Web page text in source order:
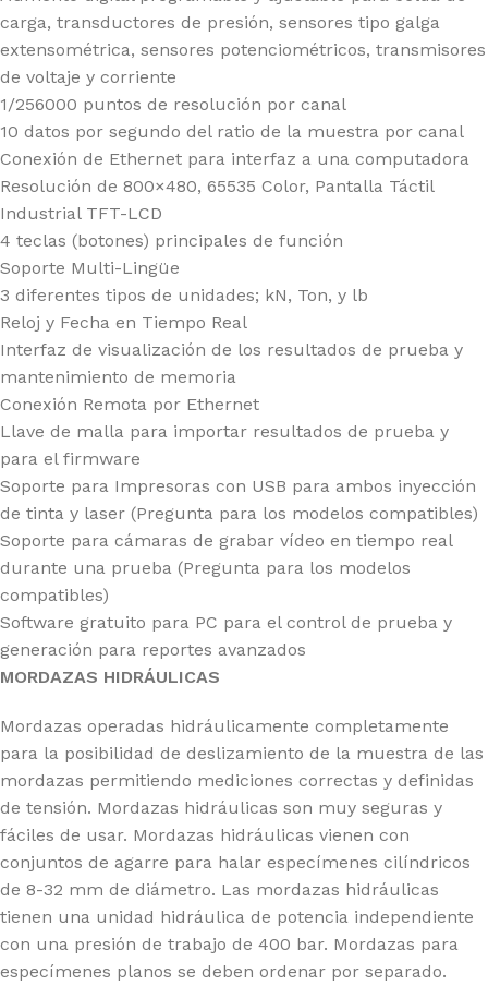
carga, transductores de presión, sensores tipo galga
extensométrica, sensores potenciométricos, transmisores
de voltaje y corriente
1/256000 puntos de resolución por canal
10 datos por segundo del ratio de la muestra por canal
Conexión de Ethernet para interfaz a una computadora
Resolución de 800×480, 65535 Color, Pantalla Táctil
Industrial TFT-LCD
4 teclas (botones) principales de función
Soporte Multi-Lingüe
3 diferentes tipos de unidades; kN, Ton, y lb
Reloj y Fecha en Tiempo Real
Interfaz de visualización de los resultados de prueba y
mantenimiento de memoria
Conexión Remota por Ethernet
Llave de malla para importar resultados de prueba y
para el firmware
Soporte para Impresoras con USB para ambos inyección
de tinta y laser (Pregunta para los modelos compatibles)
Soporte para cámaras de grabar vídeo en tiempo real
durante una prueba (Pregunta para los modelos
compatibles)
Software gratuito para PC para el control de prueba y
generación para reportes avanzados
MORDAZAS HIDRÁULICAS
Mordazas operadas hidráulicamente completamente
para la posibilidad de deslizamiento de la muestra de las
mordazas permitiendo mediciones correctas y definidas
de tensión. Mordazas hidráulicas son muy seguras y
fáciles de usar. Mordazas hidráulicas vienen con
conjuntos de agarre para halar especímenes cilíndricos
de 8-32 mm de diámetro. Las mordazas hidráulicas
tienen una unidad hidráulica de potencia independiente
con una presión de trabajo de 400 bar. Mordazas para
especímenes planos se deben ordenar por separado.